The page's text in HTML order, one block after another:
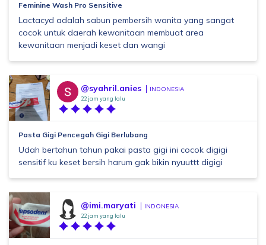
Feminine Wash Pro Sensitive
Lactacyd adalah sabun pembersih wanita yang sangat
cocok untuk daerah kewanitaan membuat area
kewanitaan menjadi keset dan wangi
@syahril.anies INDONESIA
22 jam yang lalu
Pasta Gigi Pencegah Gigi Berlubang
Udah bertahun tahun pakai pasta gigi ini cocok digigi
sensitif ku keset bersih harum gak bikin nyuuttt digigi
@imi.maryati INDONESIA
22 jam yang lalu